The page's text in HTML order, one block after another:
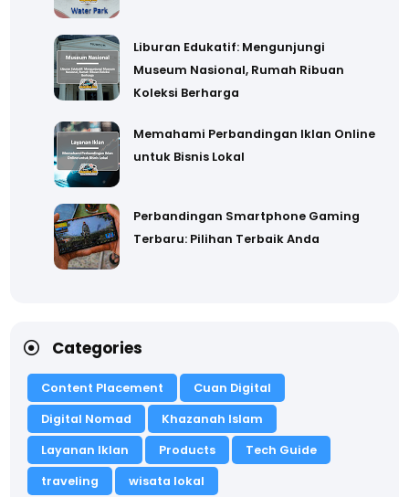
Liburan Edukatif: Mengunjungi
Museum Nasional, Rumah Ribuan
Koleksi Berharga
Memahami Perbandingan Iklan Online
untuk Bisnis Lokal
Perbandingan Smartphone Gaming
Terbaru: Pilihan Terbaik Anda
Categories
Content Placement
Cuan Digital
Digital Nomad
Khazanah Islam
Layanan Iklan
Products
Tech Guide
traveling
wisata lokal